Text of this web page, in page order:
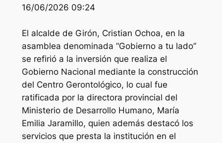
16/06/2026 09:24
El alcalde de Girón, Cristian Ochoa, en la
asamblea denominada “Gobierno a tu lado”
se refirió a la inversión que realiza el
Gobierno Nacional mediante la construcción
del Centro Gerontológico, lo cual fue
ratificada por la directora provincial del
Ministerio de Desarrollo Humano, María
Emilia Jaramillo, quien además destacó los
servicios que presta la institución en el